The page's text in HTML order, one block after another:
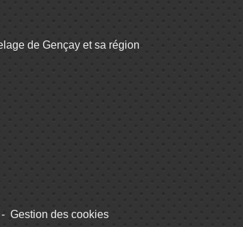
de Gençay et sa région
- Gestion des cookies